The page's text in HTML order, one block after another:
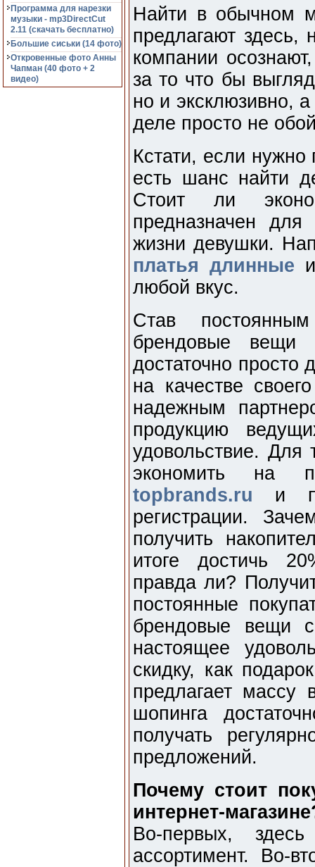
Программа для нарезки
музыки - mp3DirectCut
2.11 (cкачать бесплатно)
Большие сиськи (14 фото)
Откровенные фото Анны
Чапман (40 фото + 2
видео)
Найти в обычном
предлагают здесь,
компании
за то что бы
но и эксклюзивно,
деле просто не
Кстати, если нужно
есть шанс найти
Стоит ли
предназначен для
жизни девушки.
платья длинные
любой вкус.
Став
брендовые
достаточно просто
на качестве
надежным
продукцию
удовольствие. Для
экономить на
topbrands.ru и
регистрации.
получить
итоге достичь
правда ли?
постоянные
брендовые вещи с
настоящее
скидку, как
предлагает массу
шопинга
получать
предложений.
Почему стоит
интернет-
Во-первых,
ассортимент. Во-